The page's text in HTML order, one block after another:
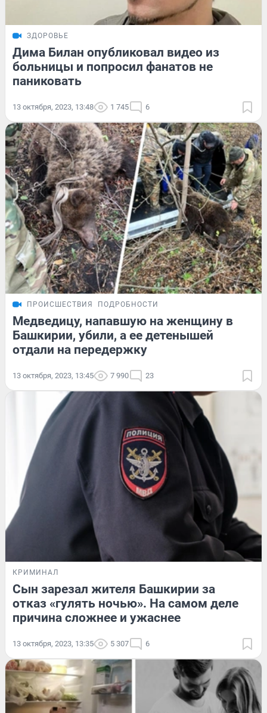
ЗДОРОВЬЕ
Дима Билан опубликовал видео из
больницы и попросил фанатов не
паниковать
13 октября, 2023, 13:48 1 745 6
ПРОИСШЕСТВИЯ ПОДРОБНОСТИ
Медведицу, напавшую на женщину в
Башкирии, убили, а ее детенышей
отдали на передержку
13 октября, 2023, 13:45 7 990 23
КРИМИНАЛ
Сын зарезал жителя Башкирии за
отказ «гулять ночью». На самом деле
причина сложнее и ужаснее
13 октября, 2023, 13:35 5 307 6